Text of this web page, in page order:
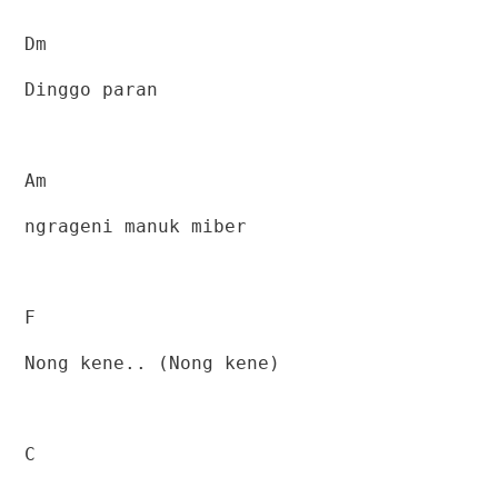
Dm
Dinggo paran
Am
ngrageni manuk miber
F
Nong kene.. (Nong kene)
C